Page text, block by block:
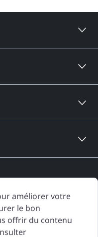
Canada sont basés
Canada et disponible à
améliorer votre
le bon
offrir du contenu